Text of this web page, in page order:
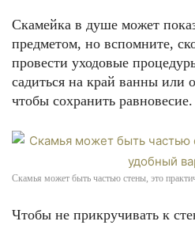
Скамейка в душе может
предметом, но вспомните,
провести уходовые
садиться на край ванны или
чтобы сохранить равновесие.
Скамья может быть частью стены, это
Чтобы не прикручивать к